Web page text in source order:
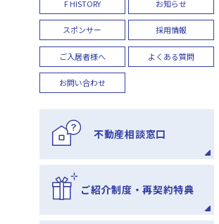
F HISTORY お知らせ
スポンサー 採用情報
ご入居者様へ よくある質問
お問い合わせ
不動産相談窓口
ご紹介制度・再契約特典